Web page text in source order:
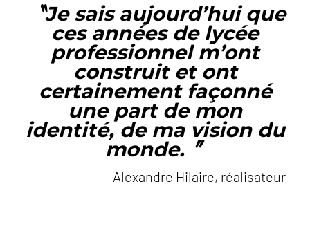
〝Je sais aujourd’hui que
ces années de lycée
professionnel m’ont
construit et ont
certainement façonné
une part de mon
identité, de ma vision du
monde. 〞
Alexandre Hilaire, réalisateur